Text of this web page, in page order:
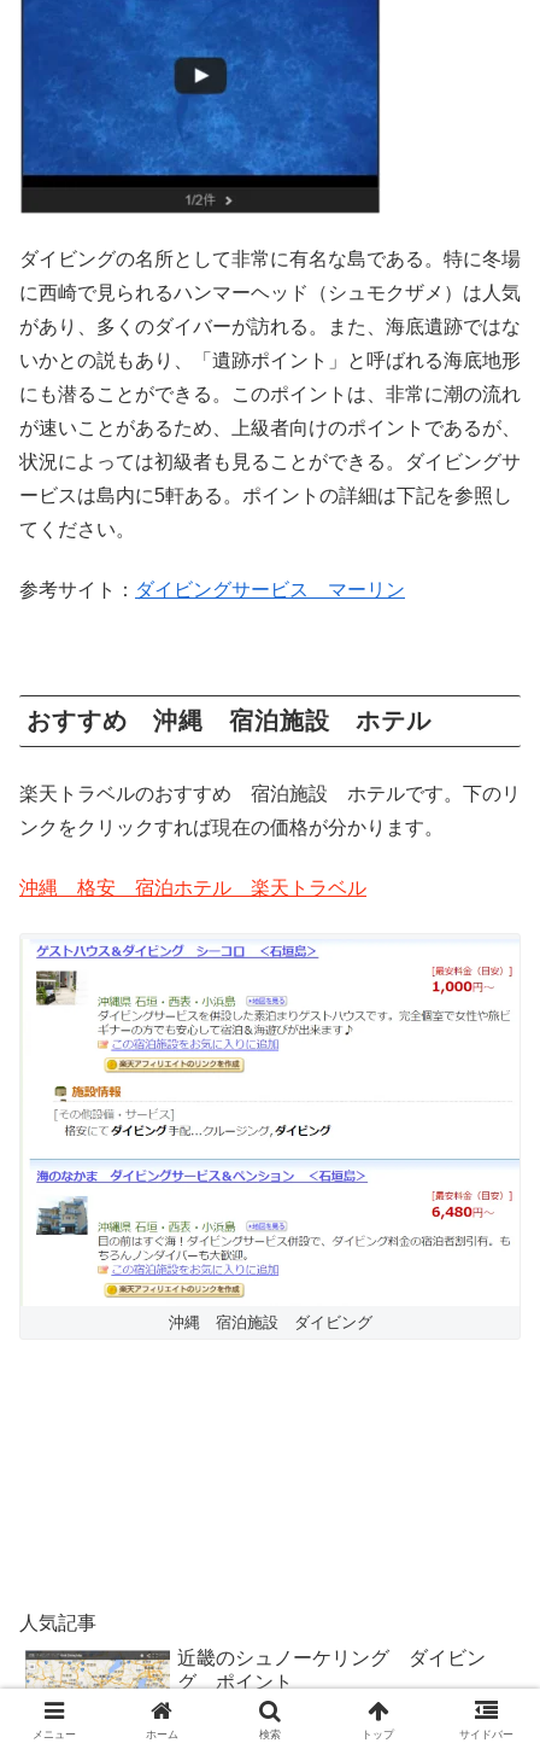
ダイビングの名所として非常に有名な島である。特に冬場
に西崎で見られるハンマーヘッド（シュモクザメ）は人気
があり、多くのダイバーが訪れる。また、海底遺跡ではな
いかとの説もあり、「遺跡ポイント」と呼ばれる海底地形
にも潜ることができる。このポイントは、非常に潮の流れ
が速いことがあるため、上級者向けのポイントであるが、
状況によっては初級者も見ることができる。ダイビングサ
ービスは島内に5軒ある。ポイントの詳細は下記を参照し
てください。
参考サイト： ダイビングサービス マーリン
おすすめ 沖縄 宿泊施設 ホテル
楽天トラベルのおすすめ 宿泊施設 ホテルです。下のリ
ンクをクリックすれば現在の価格が分かります。
沖縄 格安 宿泊ホテル 楽天トラベル
沖縄 宿泊施設 ダイビング
人気記事
近畿のシュノーケリング ダイビン
グ ポイント
メニュー ホーム 検索 トップ サイドバー